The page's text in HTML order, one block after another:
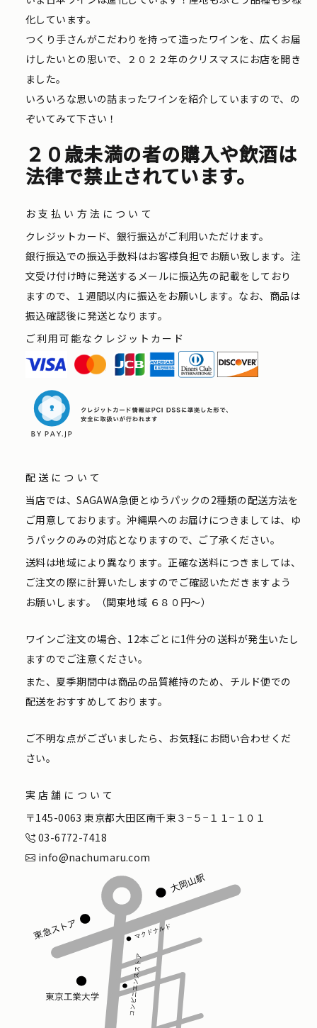
化しています。
つくり手さんがこだわりを持って造ったワインを、広くお届
けしたいとの思いで、２０２２年のクリスマスにお店を開き
ました。
いろいろな思いの詰まったワインを紹介していますので、の
ぞいてみて下さい！
２０歳未満の者の購入や飲酒は
法律で禁止されています。
お支払い方法について
クレジットカード、銀行振込がご利用いただけます。
銀行振込での振込手数料はお客様負担でお願い致します。注
文受け付け時に発送するメールに振込先の記載をしており
ますので、１週間以内に振込をお願いします。なお、商品は
振込確認後に発送となります。
ご利用可能なクレジットカード
配送について
当店では、SAGAWA急便とゆうパックの2種類の配送方法を
ご用意しております。沖縄県へのお届けにつきましては、ゆ
うパックのみの対応となりますので、ご了承ください。
送料は地域により異なります。正確な送料につきましては、
ご注文の際に計算いたしますのでご確認いただきますよう
お願いします。（関東地域 ６８０円〜）
ワインご注文の場合、12本ごとに1件分の送料が発生いたし
ますのでご注意ください。
また、夏季期間中は商品の品質維持のため、チルド便での
配送をおすすめしております。
ご不明な点がございましたら、お気軽にお問い合わせくだ
さい。
実店舗について
〒145-0063 東京都大田区南千束３−５−１１−１０１
03-6772-7418
info@nachumaru.com